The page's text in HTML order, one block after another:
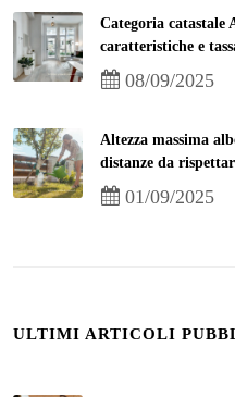
Categoria catastale
caratteristiche e
08/09/2025
Altezza massima
distanze da
01/09/2025
ULTIMI ARTICOLI